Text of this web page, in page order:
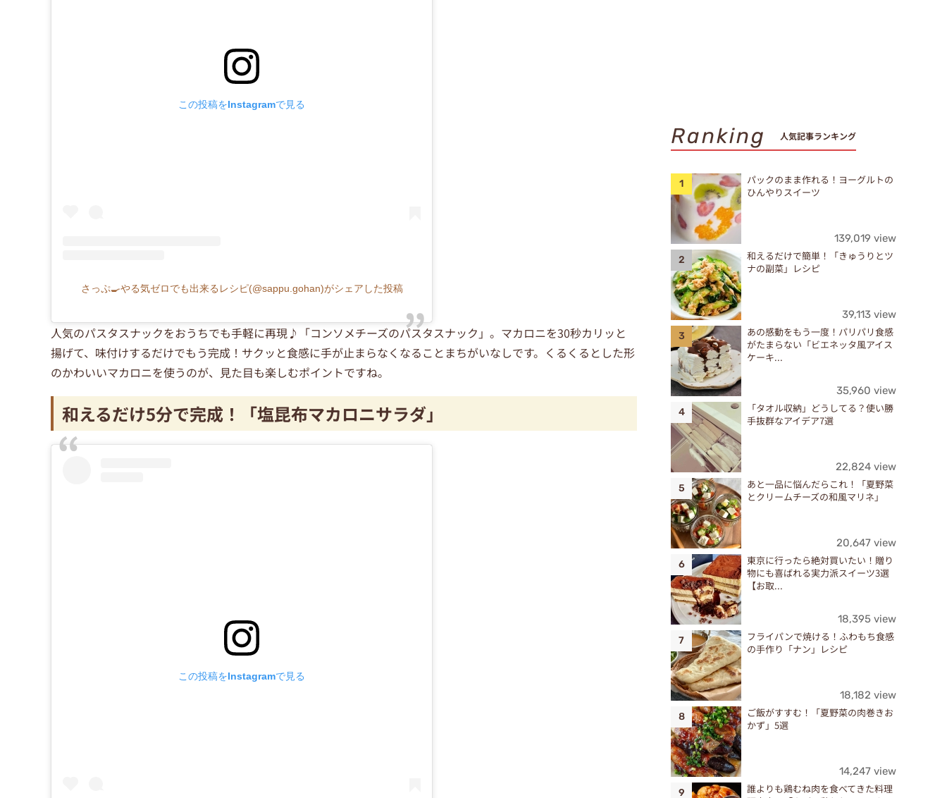
この投稿をInstagramで見る
さっぷ🍳やる気ゼロでも出来るレシピ(@sappu.gohan)がシェアした投稿
人気のパスタスナックをおうちでも手軽に再現♪「コンソメチーズのパスタスナック」。マカロニを30秒カリッと
揚げて、味付けするだけでもう完成！サクッと食感に手が止まらなくなることまちがいなしです。くるくるとした形
のかわいいマカロニを使うのが、見た目も楽しむポイントですね。
和えるだけ5分で完成！「塩昆布マカロニサラダ」
この投稿をInstagramで見る
Ranking 人気記事ランキング
パックのまま作れる！ヨーグルトの
ひんやりスイーツ
139,019 view
和えるだけで簡単！「きゅうりとツ
ナの副菜」レシピ
39,113 view
あの感動をもう一度！パリパリ食感
がたまらない「ビエネッタ風アイス
ケーキ...
35,960 view
「タオル収納」どうしてる？使い勝
手抜群なアイデア7選
22,824 view
あと一品に悩んだらこれ！「夏野菜
とクリームチーズの和風マリネ」
20,647 view
東京に行ったら絶対買いたい！贈り
物にも喜ばれる実力派スイーツ3選
【お取...
18,395 view
フライパンで焼ける！ふわもち食感
の手作り「ナン」レシピ
18,182 view
ご飯がすすむ！「夏野菜の肉巻きお
かず」5選
14,247 view
誰よりも鶏むね肉を食べてきた料理